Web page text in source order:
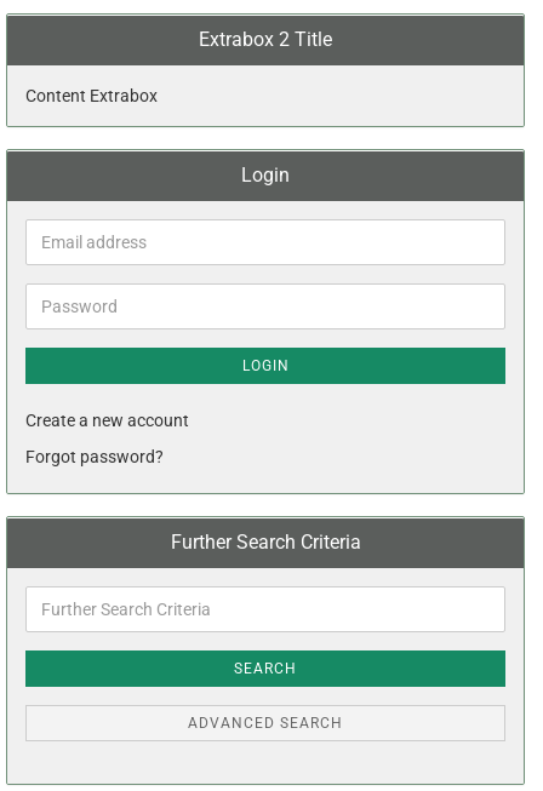
Extrabox 2 Title
Content Extrabox
Login
Email
address
Password
LOGIN
Create a new account
Forgot password?
Further Search Criteria
Search
SEARCH
ADVANCED SEARCH